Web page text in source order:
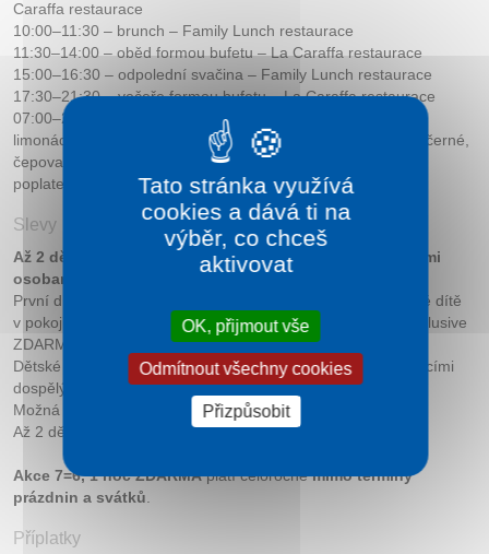
Caraffa restaurace
10:00–11:30 – brunch – Family Lunch restaurace
11:30–14:00 – oběd formou bufetu – La Caraffa restaurace
15:00–16:30 – odpolední svačina – Family Lunch restaurace
17:30–21:30 – večeře formou bufetu – La Caraffa restaurace
07:00–21:30 – neomezená konzumace nápojů: káva, voda,
limonády a džusy z automatu, výběr čajů – ovocné, zelené, černé,
čepované pivo, stolní víno (nápoje z baru Graffiti jsou za
poplatek).
Slevy
Až 2 děti do 6 let ve dvoulůžkovém pokoji se 2 dospělými
osobami s all inclusive ZDARMA
První dítě do 6 let na přistýlce s all inclusive ZDARMA; druhé dítě
v pokoji bez nároku na lůžko nebo v dětské postýlce s all inclusive
ZDARMA.
Dětské ceny výše platí pouze pro ubytování dítěte se 2 platícími
dospělými osobami v pokoji.
Možná pouze 1 přistýlka na dvoulůžkový pokoj.
Až 2 děti v rodinném pokoji do 6 let ZDARMA.
Akce 7=6, 1 noc ZDARMAplatí celoročněmimo termíny
prázdnin a svátků
Příplatky
Tato stránka využívá
cookies a dává ti na
výběr, co chceš
aktivovat
OK, přijmout vše
Odmítnout všechny cookies
Přizpůsobit